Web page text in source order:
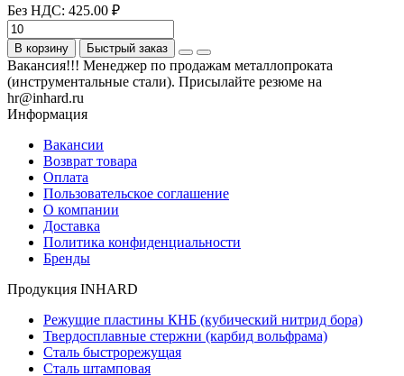
Без НДС: 425.00 ₽
В корзину Быстрый заказ
Вакансия!!! Менеджер по продажам металлопроката
(инструментальные стали). Присылайте резюме на
hr@inhard.ru
Информация
Вакансии
Возврат товара
Оплата
Пользовательское соглашение
О компании
Доставка
Политика конфиденциальности
Бренды
Продукция INHARD
Режущие пластины КНБ (кубический нитрид бора)
Твердосплавные стержни (карбид вольфрама)
Сталь быстрорежущая
Сталь штамповая